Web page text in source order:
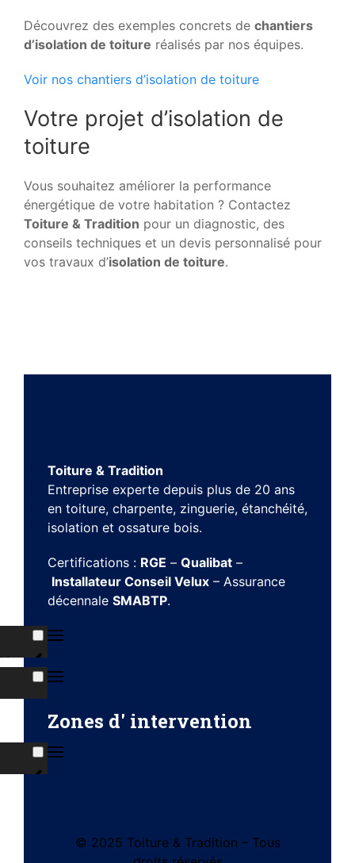
Découvrez des exemples concrets de chantiers
d’isolation de toiture réalisés par nos équipes.
Voir nos chantiers d’isolation de toiture
Votre projet d’isolation de
toiture
Vous souhaitez améliorer la performance
énergétique de votre habitation ? Contactez
Toiture & Tradition pour un diagnostic, des
conseils techniques et un devis personnalisé pour
vos travaux d’isolation de toiture.
Toiture & Tradition
Entreprise experte depuis plus de 20 ans
en toiture, charpente, zinguerie, étanchéité,
isolation et ossature bois.
Certifications : RGE – Qualibat –
Installateur Conseil Velux – Assurance
décennale SMABTP.
Zones d' intervention
© 2025 Toiture & Tradition – Tous